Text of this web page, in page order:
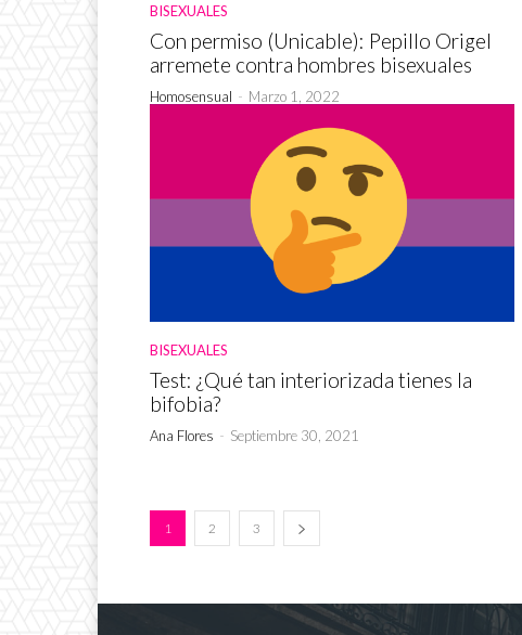
BISEXUALES
Con permiso (Unicable): Pepillo Origel
arremete contra hombres bisexuales
Homosensual - Marzo 1, 2022
BISEXUALES
Test: ¿Qué tan interiorizada tienes la
bifobia?
Ana Flores - Septiembre 30, 2021
1 2 3